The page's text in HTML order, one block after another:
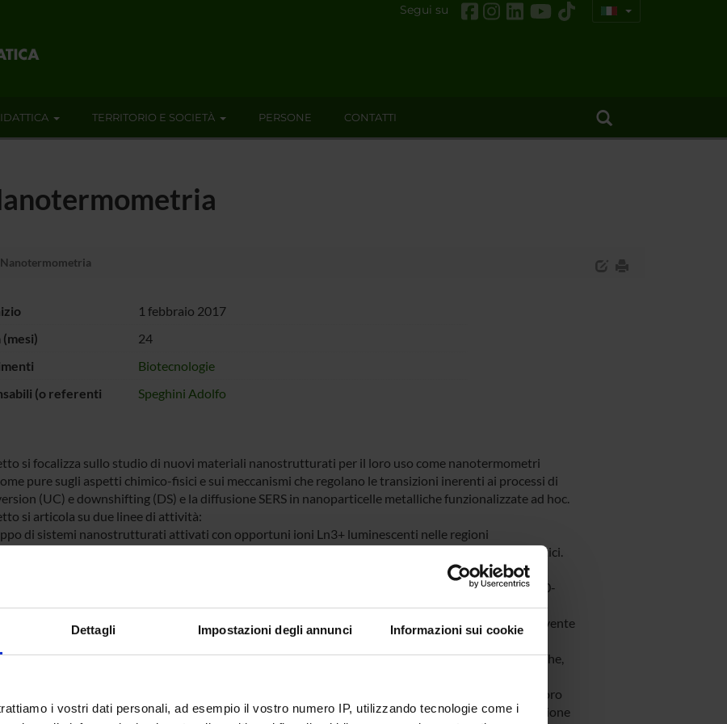
Dettagli Impostazioni degli annunci Informazioni sui cookie
i vostri dati personali, ad esempio il vostro numero IP, utilizzando tecnologie come i
Segui su
TERRITORIO E SOCIETÀ PERSONE CONTATTI
1 febbraio 2017
24
Biotecnologie
(o referenti
Speghini Adolfo
si focalizza sullo studio di nuovi materiali nanostrutturati per il loro uso come nanotermometri
pure sugli aspetti chimico-fisici e sui meccanismi che regolano le transizioni inerenti ai processi di
(UC) e downshifting (DS) e la diffusione SERS in nanoparticelle metalliche funzionalizzate ad hoc.
si articola su due linee di attività:
di sistemi nanostrutturati attivati con opportuni ioni Ln3+ luminescenti nelle regioni
(UV), visibile (VIS) e vicino infrarosso (NIR), che agiscano anche come nanotermometri ottici.
sarà posta su nanoparticelle (NPs) eccitabili nel NIR ed emettenti sia nell’UV e VIS (a energie
della radiazione eccitatrice, UC) oppure ad energie più basse (DS) nel NIR, nel campo spettrale 900-
Allo scopo di massimizzare l’efficienza di emissione, per le NPs sarà adottata una strategia
sia per minimizzare il decadimento multifononico dovuto a interazioni degli ioni Ln3+ con il solvente
promuovere i processi di trasferimento di energia tra gli ioni Ln3+.
dell’andamento delle componenti Raman Stokes e anti-Stokes di alcune semplici molecole organiche,
per interazione con il plasmone metallico, in funzione della temperatura. Al fine di ottenere e
l’effetto SERS si ancoreranno le molecole organiche selezionate alla superficie metallica di NPs di oro
Dagli esperimenti Raman si cercherà di chiarire gli aspetti chimico-fisici alla base dell’intensificazione